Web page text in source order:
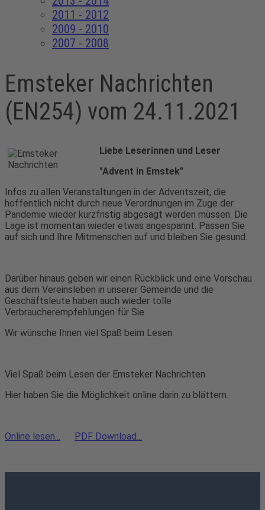
2011 - 2012
2009 - 2010
2007 - 2008
Emsteker Nachrichten
(EN254) vom 24.11.2021
Liebe Leserinnen und Leser
"Advent in Emstek"
Infos zu allen Veranstaltungen in der Adventszeit, die
hoffentlich nicht durch neue Verordnungen im Zuge der
Pandemie wieder kurzfristig abgesagt werden müssen. Die
Lage ist momentan wieder etwas angespannt. Passen Sie
auf sich und Ihre Mitmenschen auf und bleiben Sie gesund.
Darüber hinaus geben wir einen Rückblick und eine Vorschau
aus dem Vereinsleben in unserer Gemeinde und die
Geschäftsleute haben auch wieder tolle
Verbraucherempfehlungen für Sie.
Wir wünsche Ihnen viel Spaß beim Lesen
Viel Spaß beim Lesen der Emsteker Nachrichten
Hier haben Sie die Möglichkeit online darin zu blättern.
Online lesen... PDF Download...